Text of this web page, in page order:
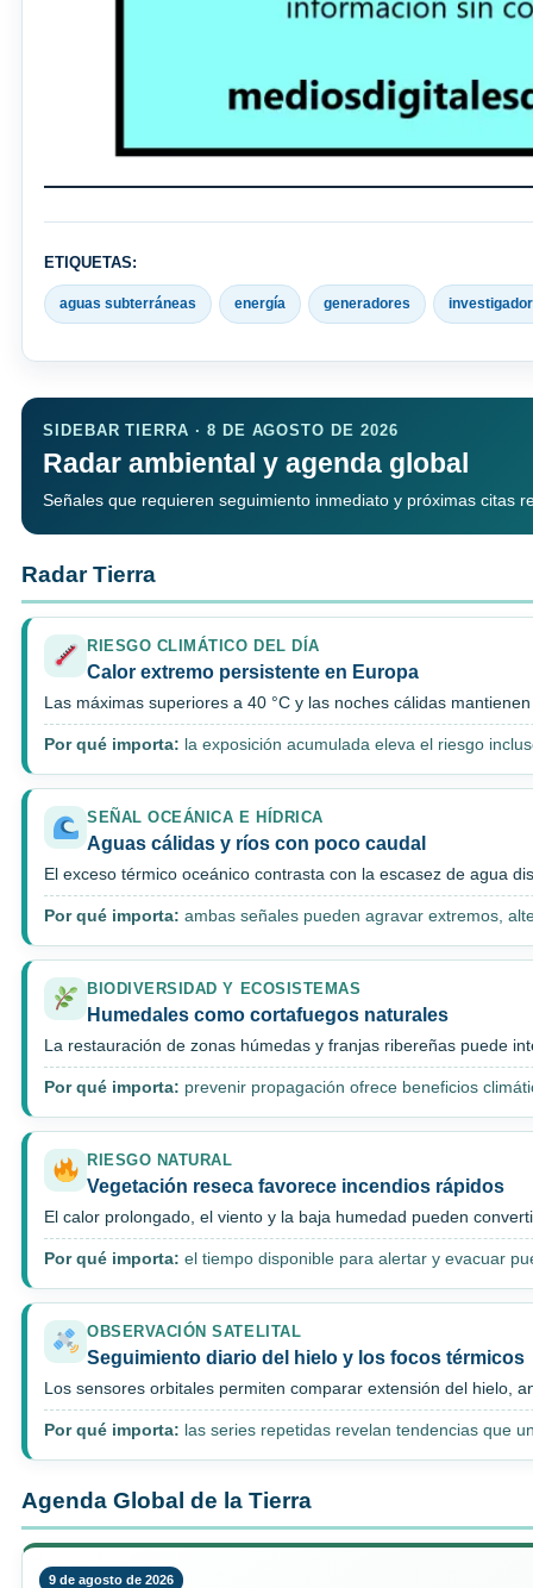
ETIQUETAS:
aguas subterráneas energía generadores
SIDEBAR TIERRA · 8 DE AGOSTO DE 2026
Radar ambiental y agenda global
Señales que requieren seguimiento inmediato y próximas citas
Radar Tierra
RIESGO CLIMÁTICO DEL DÍA
Calor extremo persistente en Europa
Las máximas superiores a 40 °C y las noches cálidas
Por qué importa: la exposición acumulada eleva el riesgo
SEÑAL OCEÁNICA E HÍDRICA
Aguas cálidas y ríos con poco caudal
El exceso térmico oceánico contrasta con la escasez de agua
Por qué importa: ambas señales pueden agravar extremos,
BIODIVERSIDAD Y ECOSISTEMAS
Humedales como cortafuegos naturales
La restauración de zonas húmedas y franjas ribereñas puede
Por qué importa: prevenir propagación ofrece beneficios
RIESGO NATURAL
Vegetación reseca favorece incendios rápidos
El calor prolongado, el viento y la baja humedad pueden
Por qué importa: el tiempo disponible para alertar y evacuar
OBSERVACIÓN SATELITAL
Seguimiento diario del hielo y los focos térmicos
Los sensores orbitales permiten comparar extensión del hielo,
Por qué importa: las series repetidas revelan tendencias que
Agenda Global de la Tierra
9 de agosto de 2026